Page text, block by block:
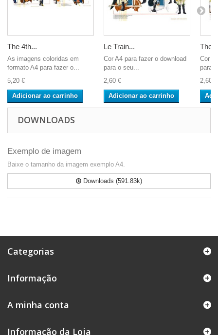
The 4th...
As imagens coloridas em
formato A4 para fazer o...
5,20 €
Adicionar ao carrinho
Le Train...
Cor A4 para fazer o download
para o seu...
2,60 €
Adicionar ao carrinho
The
Cor
para
2,60 €
DOWNLOADS
Exemplo de imagem
Baixe o tamanho da imagem exemplo A4.
Downloads (591.83k)
Categorias
Informação
A minha conta
Informação da Loja